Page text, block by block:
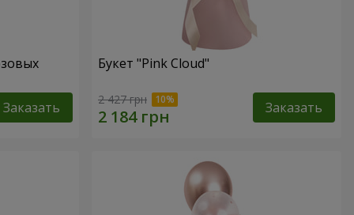
Заказать
Букет "Pink Cloud"
2 427 грн Заказать